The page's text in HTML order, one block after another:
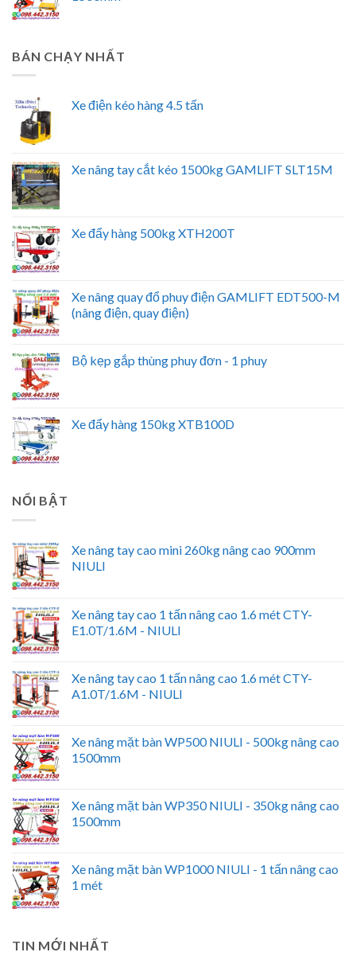
BÁN CHẠY NHẤT
Xe điện kéo hàng 4.5 tấn
Xe nâng tay cắt kéo 1500kg GAMLIFT SLT15M
Xe đẩy hàng 500kg XTH200T
Xe nâng quay đổ phuy điện GAMLIFT EDT500-M
(nâng điện, quay điện)
Bộ kẹp gắp thùng phuy đơn - 1 phuy
Xe đẩy hàng 150kg XTB100D
NỔI BẬT
Xe nâng tay cao mini 260kg nâng cao 900mm
NIULI
Xe nâng tay cao 1 tấn nâng cao 1.6 mét CTY-
E1.0T/1.6M - NIULI
Xe nâng tay cao 1 tấn nâng cao 1.6 mét CTY-
A1.0T/1.6M - NIULI
Xe nâng mặt bàn WP500 NIULI - 500kg nâng cao
1500mm
Xe nâng mặt bàn WP350 NIULI - 350kg nâng cao
1500mm
Xe nâng mặt bàn WP1000 NIULI - 1 tấn nâng cao
1 mét
TIN MỚI NHẤT